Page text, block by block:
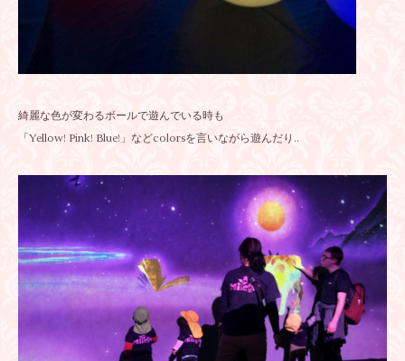
綺麗な色が変わるボールで遊んでいる時も
「Yellow! Pink! Blue!」などcolorsを言いながら遊んだり..